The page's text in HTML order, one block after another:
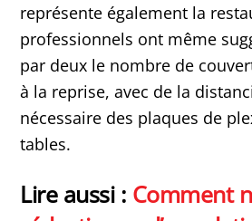
représente également la
professionnels ont même
par deux le nombre de
à la reprise, avec de la
nécessaire des plaques de
tables.
Lire aussi : Comment